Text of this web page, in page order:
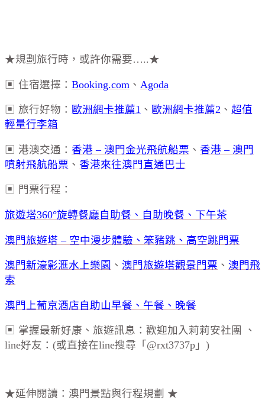
★規劃旅行時，或許你需要…..★
▣ 住宿選擇： Booking.com 、 Agoda
▣ 旅行好物： 歐洲網卡推薦1 、 歐洲網卡推薦2 、 超值
輕量行李箱
▣ 港澳交通： 香港 – 澳門金光飛航船票 、 香港 – 澳門
噴射飛航船票 、 香港來往澳門直通巴士
▣ 門票行程：
旅遊塔360°旋轉餐廳自助餐、自助晚餐、下午茶
澳門旅遊塔 – 空中漫步體驗、笨豬跳、高空跳門票
澳門新濠影滙水上樂園 、 澳門旅遊塔觀景門票 、 澳門飛
索
澳門上葡京酒店自助山早餐、午餐、晚餐
▣ 掌握最新好康、旅遊訊息：歡迎加入莉莉安社團 、
line好友：(或直接在line搜尋「@rxt3737p」)
★延伸閱讀：澳門景點與行程規劃 ★